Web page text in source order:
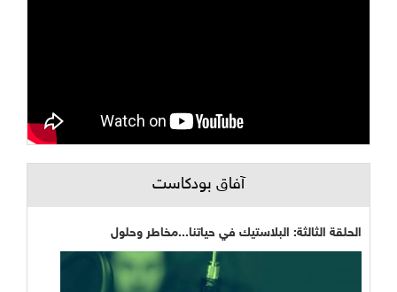
آفاق بودكاست
الحلقة الثالثة: البلاستيك في حياتنا...مخاطر وحلول